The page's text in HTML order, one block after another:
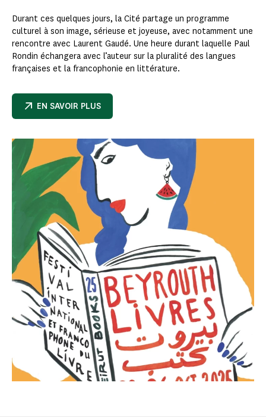
Durant ces quelques jours, la Cité partage un programme
culturel à son image, sérieuse et joyeuse, avec notamment une
rencontre avec Laurent Gaudé. Une heure durant laquelle Paul
Rondin échangera avec l’auteur sur la pluralité des langues
françaises et la francophonie en littérature.
EN SAVOIR PLUS